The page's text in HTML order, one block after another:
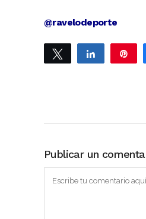
@ravelodeporte
Twittear Compartir
Publicar un